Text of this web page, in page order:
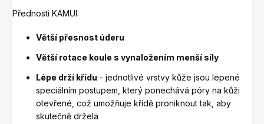
Přednosti KAMUI:
Větší přesnost úderu
Větší rotace koule s vynaložením menší síly
Lépe drží křídu - jednotlivé vrstvy kůže jsou lepené
speciálním postupem, který ponechává póry na kůži
otevřené, což umožňuje křídě proniknout tak, aby
skutečně držela